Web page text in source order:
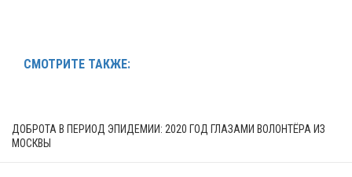
СМОТРИТЕ ТАКЖЕ:
ДОБРОТА В ПЕРИОД ЭПИДЕМИИ: 2020 ГОД ГЛАЗАМИ ВОЛОНТЁРА ИЗ
МОСКВЫ